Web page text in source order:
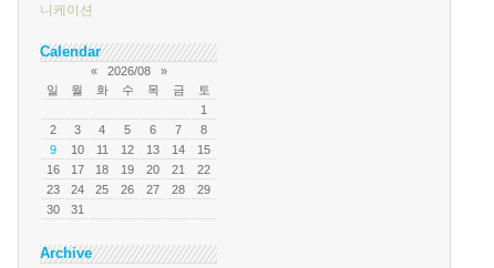
니케이션
Calendar
« 2026/08
»
일
월 화 수 목 금
토
1
2
3 4 5 6 7
8
9
10 11 12 13 14
15
16
17 18 19 20 21
22
23
24 25 26 27 28
29
30
31
Archive